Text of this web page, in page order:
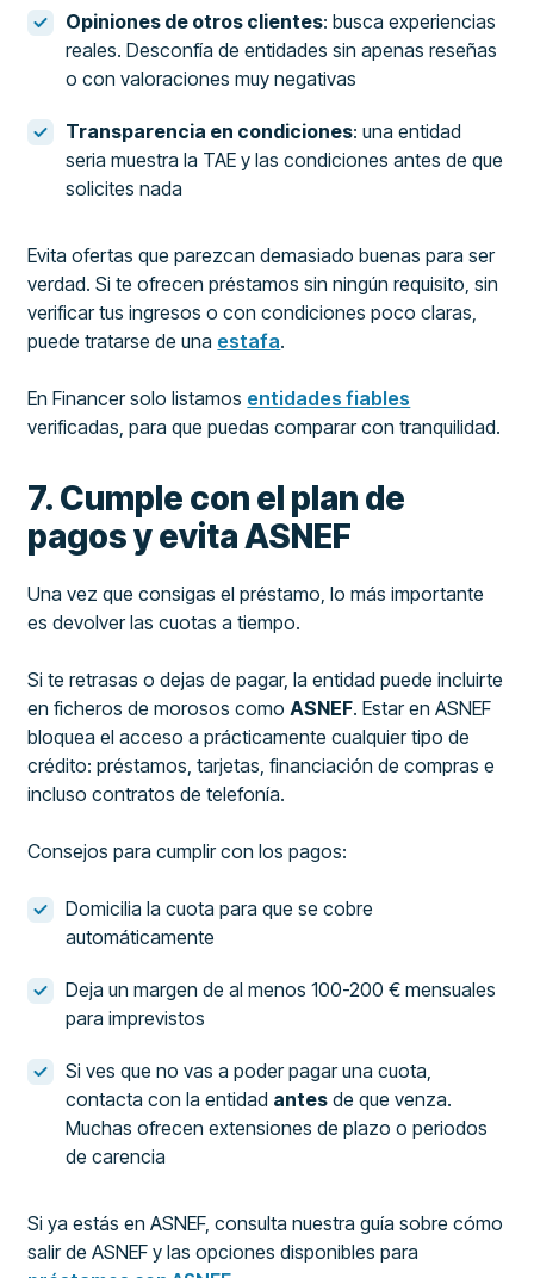
Opiniones de otros clientes: busca experiencias
reales. Desconfía de entidades sin apenas reseñas
o con valoraciones muy negativas
Transparencia en condiciones: una entidad
seria muestra la TAE y las condiciones antes de que
solicites nada
Evita ofertas que parezcan demasiado buenas para ser
verdad. Si te ofrecen préstamos sin ningún requisito, sin
verificar tus ingresos o con condiciones poco claras,
puede tratarse de una estafa.
En Financer solo listamos entidades fiables
verificadas, para que puedas comparar con tranquilidad.
7. Cumple con el plan de
pagos y evita ASNEF
Una vez que consigas el préstamo, lo más importante
es devolver las cuotas a tiempo.
Si te retrasas o dejas de pagar, la entidad puede incluirte
en ficheros de morosos comoASNEF. Estar en ASNEF
bloquea el acceso a prácticamente cualquier tipo de
crédito: préstamos, tarjetas, financiación de compras e
incluso contratos de telefonía.
Consejos para cumplir con los pagos:
Domicilia la cuota para que se cobre
automáticamente
Deja un margen de al menos 100-200 € mensuales
para imprevistos
Si ves que no vas a poder pagar una cuota,
contacta con la entidad antes de que venza.
Muchas ofrecen extensiones de plazo o periodos
de carencia
Si ya estás en ASNEF, consulta nuestra guía sobre cómo
salir de ASNEF y las opciones disponibles para